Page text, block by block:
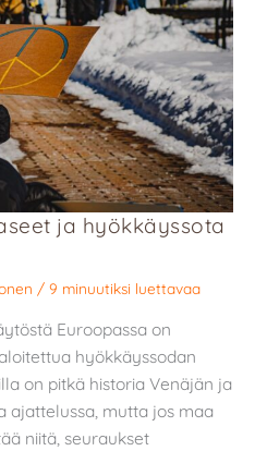
ja hyökkäyssota
/ 9 minuutiksi luettavaa
Euroopassa on
hyökkäyssodan
on pitkä historia Venäjän ja
ajattelussa, mutta jos maa
niitä, seuraukset